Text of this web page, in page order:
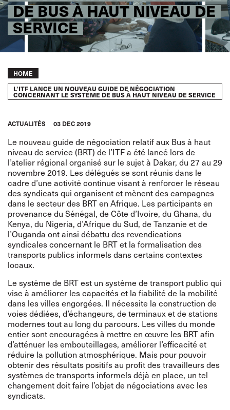
DE BUS À HAUT NIVEAU DE
SERVICE
Breadcrumb
HOME
L’ITF LANCE UN NOUVEAU GUIDE DE NÉGOCIATION
CONCERNANT LE SYSTÈME DE BUS À HAUT NIVEAU DE SERVICE
ACTUALITÉS 03 DEC 2019
Le nouveau guide de négociation relatif aux Bus à haut
niveau de service (BRT) de l’ITF a été lancé lors de
l’atelier régional organisé sur le sujet à Dakar, du 27 au 29
novembre 2019. Les délégués se sont réunis dans le
cadre d’une activité continue visant à renforcer le réseau
des syndicats qui organisent et mènent des campagnes
dans le secteur des BRT en Afrique. Les participants en
provenance du Sénégal, de Côte d’Ivoire, du Ghana, du
Kenya, du Nigeria, d’Afrique du Sud, de Tanzanie et de
l’Ouganda ont ainsi débattu des revendications
syndicales concernant le BRT et la formalisation des
transports publics informels dans certains contextes
locaux.
Le système de BRT est un système de transport public qui
vise à améliorer les capacités et la fiabilité de la mobilité
dans les villes engorgées. Il nécessite la construction de
voies dédiées, d’échangeurs, de terminaux et de stations
modernes tout au long du parcours. Les villes du monde
entier sont encouragées à mettre en œuvre les BRT afin
d’atténuer les embouteillages, améliorer l’efficacité et
réduire la pollution atmosphérique. Mais pour pouvoir
obtenir des résultats positifs au profit des travailleurs des
systèmes de transports informels déjà en place, un tel
changement doit faire l’objet de négociations avec les
syndicats.